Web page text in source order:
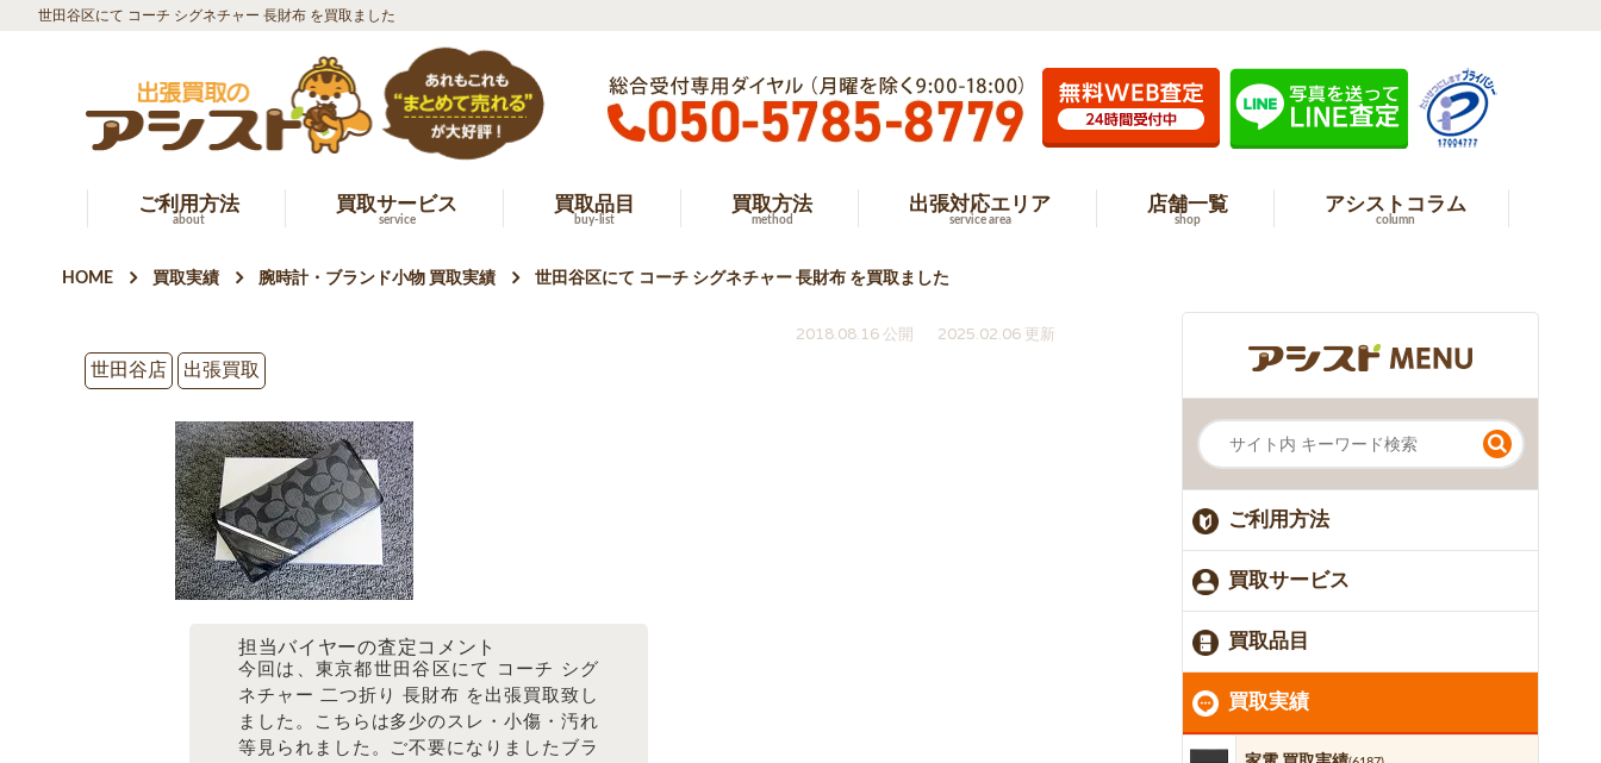
世田谷区にて コーチ シグネチャー 長財布 を買取ました
ご利用方法
about
買取サービス
service
買取品目
buy-list
買取方法
method
出張対応エリア
service area
店舗一覧
shop
アシストコラム
column
HOME 買取実績 腕時計・ブランド小物 買取実績 世田谷区にて コーチ シグネチャー 長財布 を買取ました
2018.08.16 公開
2025.02.06 更新
世田谷店
出張買取
担当バイヤーの査定コメント
今回は、東京都世田谷区にて コーチ シグ
ネチャー 二つ折り 長財布 を出張買取致し
ました。こちらは多少のスレ・小傷・汚れ
等見られました。ご不要になりましたブラ
ご利用方法
買取サービス
買取品目
買取実績